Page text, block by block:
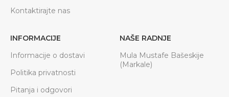
Kontaktirajte nas
INFORMACIJE
Informacije o dostavi
Politika privatnosti
Pitanja i odgovori
NAŠE RADNJE
Mula Mustafe Bašeskije
(Markale)